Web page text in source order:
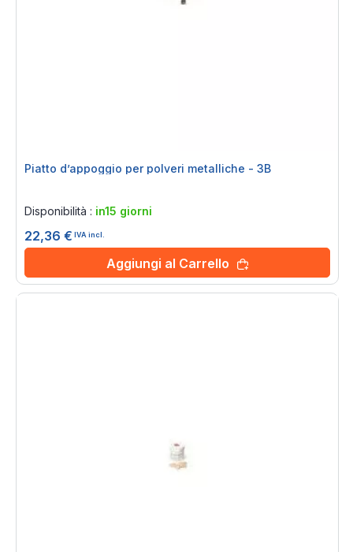
Piatto d’appoggio per polveri metalliche - 3B
Disponibilità : in15 giorni
22,36 € IVA incl.
Aggiungi al Carrello